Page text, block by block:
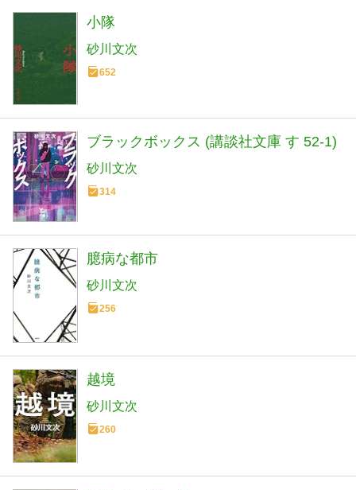
小隊
砂川文次
652
ブラックボックス (講談社文庫 す 52-1)
砂川文次
314
臆病な都市
砂川文次
256
越境
砂川文次
260